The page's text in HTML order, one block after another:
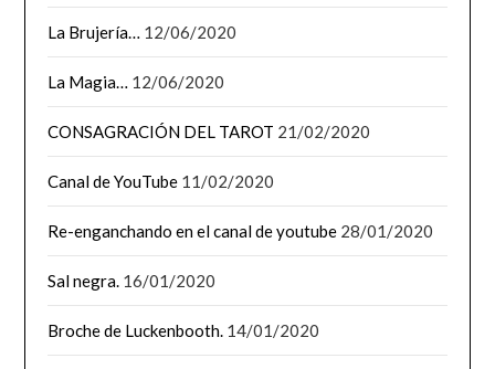
La Brujería… 12/06/2020
La Magia… 12/06/2020
CONSAGRACIÓN DEL TAROT 21/02/2020
Canal de YouTube 11/02/2020
Re-enganchando en el canal de youtube 28/01/2020
Sal negra. 16/01/2020
Broche de Luckenbooth. 14/01/2020